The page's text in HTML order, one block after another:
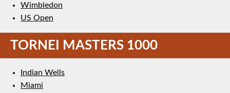
Wimbledon
US Open
TORNEI MASTERS 1000
Indian Wells
Miami